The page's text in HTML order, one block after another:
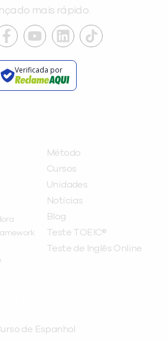
mais rápido.
Verificada por
Método
Cursos
Unidades
Notícias
Blog
Teste TOEIC®
Teste de Inglês Online
de Espanhol